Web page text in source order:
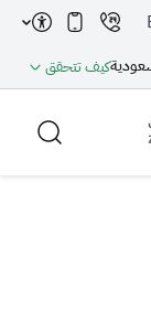
كيف تتحقق